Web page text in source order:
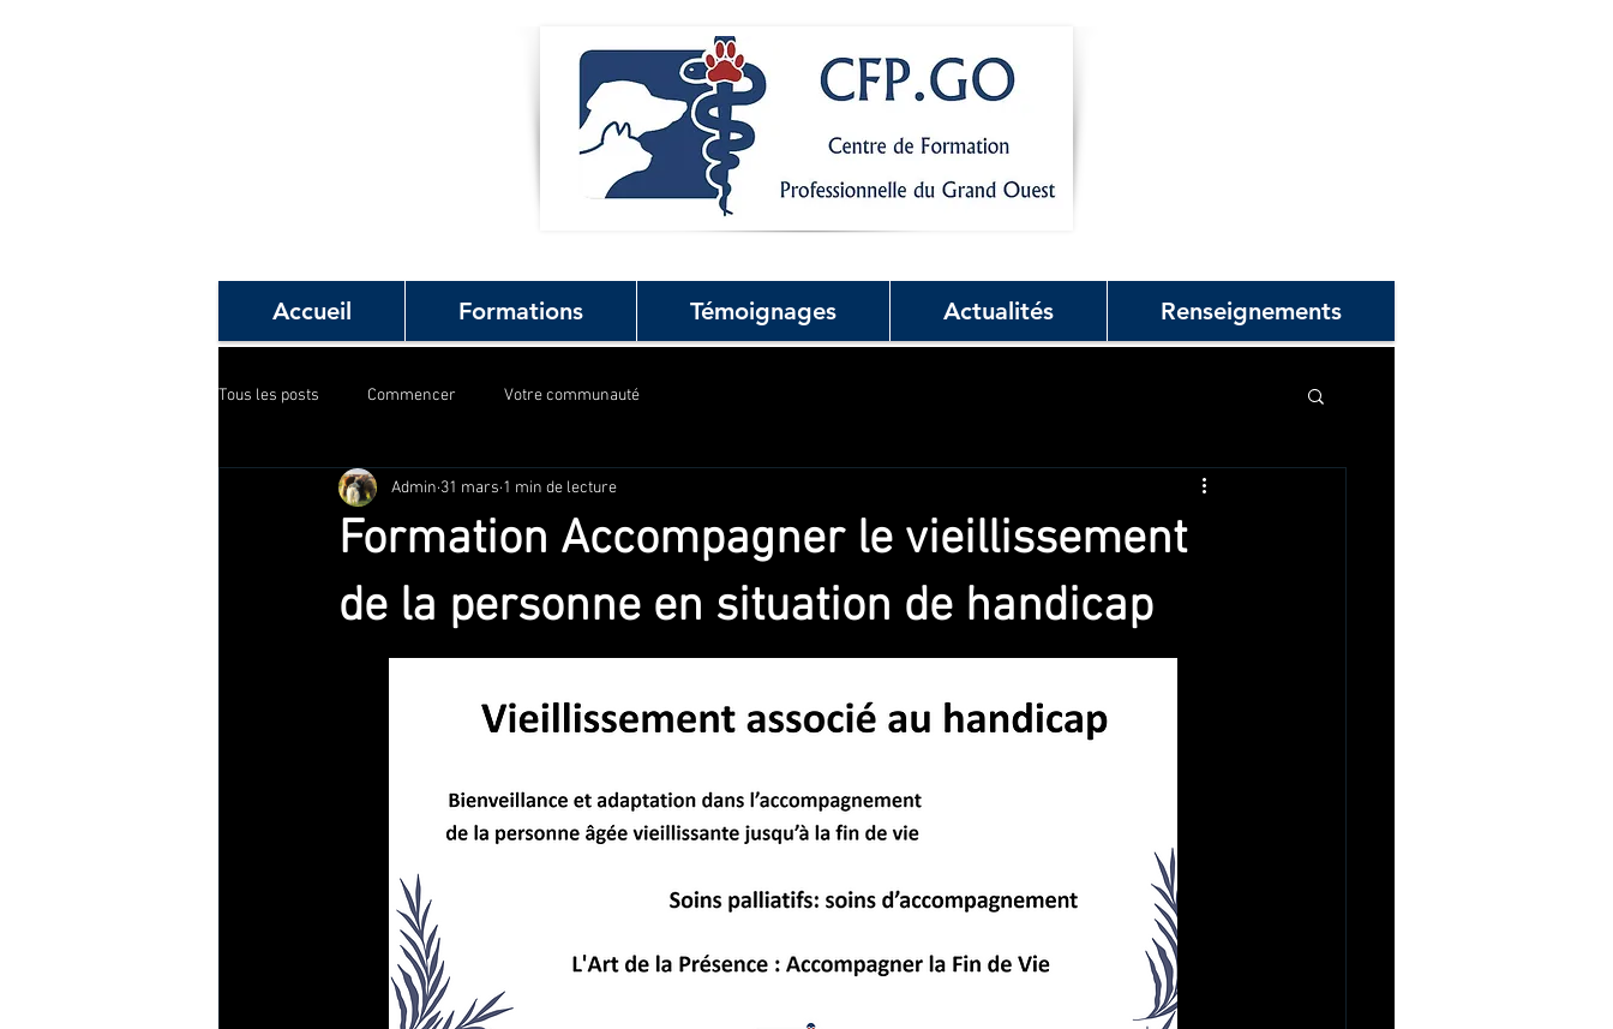
Accueil Formations Témoignages Actualités Renseignements
Tous les posts Commencer Votre communauté
Formation Accompagner le vieillissement
de la personne en situation de handicap
Admin 31 mars 1 min de lecture